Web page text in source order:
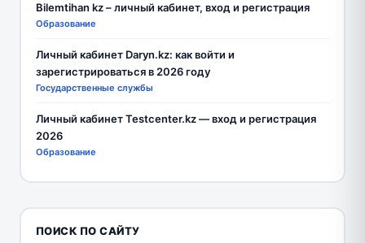
Bilemtihan kz – личный кабинет, вход и регистрация
Образование
Личный кабинет Daryn.kz: как войти и
зарегистрироваться в 2026 году
Государственные службы
Личный кабинет Testcenter.kz — вход и регистрация
2026
Образование
ПОИСК ПО САЙТУ